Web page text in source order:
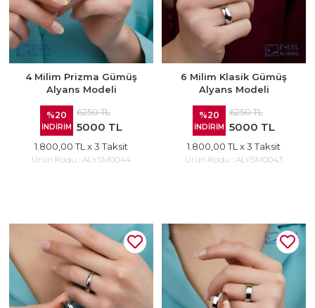
4 Milim Prizma Gümüş
Alyans Modeli
%20
İNDİRİM
6250 TL
5000 TL
1.800,00 TL x 3 Taksit
Ürün Kodu : ALYSM0044
6 Milim Klasik Gümüş
Alyans Modeli
%20
İNDİRİM
6250 TL
5000 TL
1.800,00 TL x 3 Taksit
Ürün Kodu : ALYSM0043